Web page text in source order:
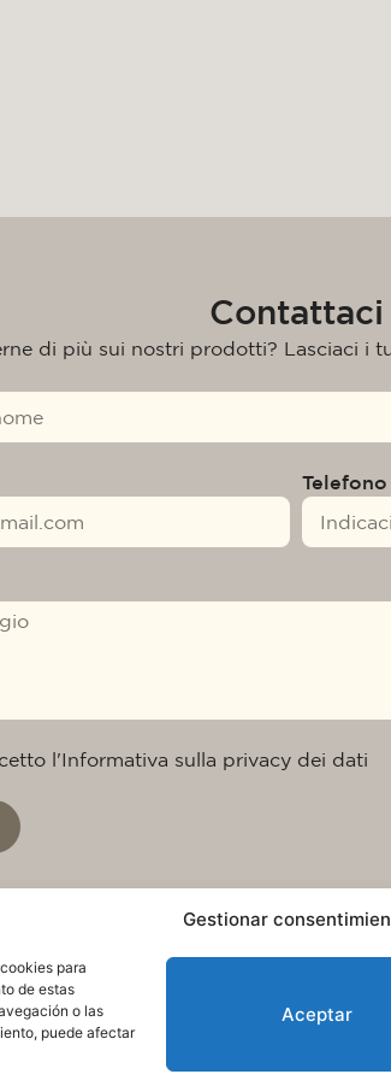
Gestionar
para
de estas
o las
puede afectar
Aceptar
Contattaci
di più sui nostri prodotti? Lasciaci i
Telefono
l'Informativa sulla privacy dei dati